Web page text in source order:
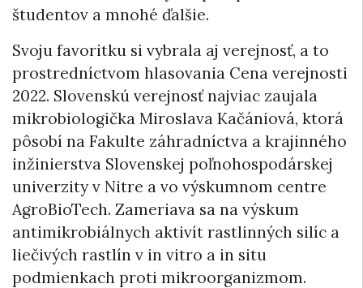
študentov a mnohé ďalšie.
Svoju favoritku si vybrala aj verejnosť, a to
prostredníctvom hlasovania Cena verejnosti
2022. Slovenskú verejnosť najviac zaujala
mikrobiologička Miroslava Kačániová, ktorá
pôsobí na Fakulte záhradníctva a krajinného
inžinierstva Slovenskej poľnohospodárskej
univerzity v Nitre a vo výskumnom centre
AgroBioTech. Zameriava sa na výskum
antimikrobiálnych aktivít rastlinných silíc a
liečivých rastlín v in vitro a in situ
podmienkach proti mikroorganizmom.